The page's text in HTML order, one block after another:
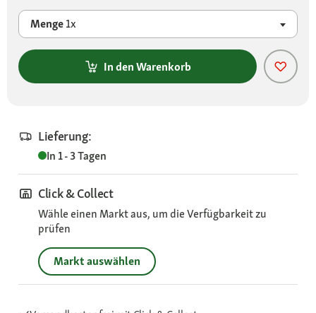
Menge1x
In den Warenkorb
Lieferung:
In 1 - 3 Tagen
Click & Collect
Wähle einen Markt aus, um die Verfügbarkeit zu
prüfen
Markt auswählen